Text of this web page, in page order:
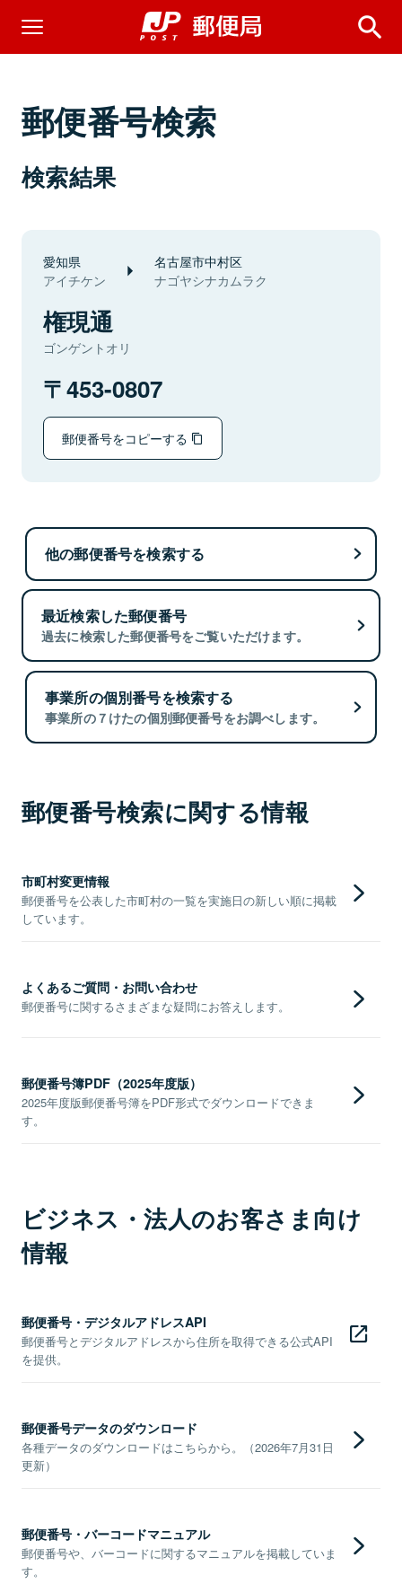
郵便番号検索
検索結果
愛知県
アイチケン
名古屋市中村区
ナゴヤシナカムラク
権現通
ゴンゲントオリ
453-0807
郵便番号をコピーする
他の郵便番号を検索する
最近検索した郵便番号
過去に検索した郵便番号をご覧いただけます。
事業所の個別番号を検索する
事業所の７けたの個別郵便番号をお調べします。
郵便番号検索に関する情報
市町村変更情報
郵便番号を公表した市町村の一覧を実施日の新しい順に掲載
しています。
よくあるご質問・お問い合わせ
郵便番号に関するさまざまな疑問にお答えします。
郵便番号簿PDF（2025年度版）
2025年度版郵便番号簿をPDF形式でダウンロードできま
す。
ビジネス・法人のお客さま向け
情報
郵便番号・デジタルアドレスAPI
郵便番号とデジタルアドレスから住所を取得できる公式API
を提供。
郵便番号データのダウンロード
各種データのダウンロードはこちらから。（2026年7月31日
更新）
郵便番号・バーコードマニュアル
郵便番号や、バーコードに関するマニュアルを掲載していま
す。